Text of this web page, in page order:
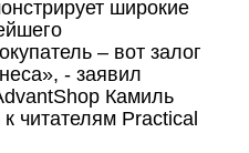
широкие
– вот залог
- заявил
Камиль
читателям Practical